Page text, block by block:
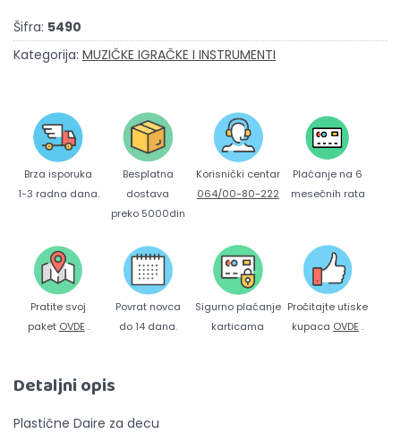
Šifra: 5490
Kategorija: MUZIČKE IGRAČKE I INSTRUMENTI
Brza isporuka
1-3 radna dana.
Besplatna
dostava
preko 5000din
Korisnički centar
064/00-80-222
Plaćanje na 6
mesečnih rata
Pratite svoj
paket OVDE .
Povrat novca
do 14 dana.
Sigurno plaćanje
karticama
Pročitajte utiske
kupaca OVDE .
Detaljni opis
Plastične Daire za decu